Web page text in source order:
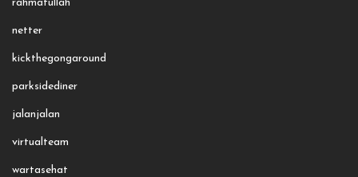
rahmatullah
netter
kickthegongaround
parksidediner
jalanjalan
virtualteam
wartasehat